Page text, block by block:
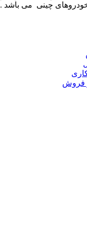
چینی می باشد .
فروش